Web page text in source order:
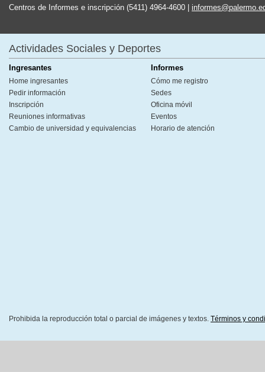
Centros de Informes e inscripción (5411) 4964-4600 |
Actividades Sociales y Deportes
Ingresantes
Home ingresantes
Pedir información
Inscripción
Reuniones informativas
Cambio de universidad y equivalencias
Informes
Cómo me registro
Sedes
Oficina móvil
Eventos
Horario de atención
Prohibida la reproducción total o parcial de imágenes y textos. Términos y